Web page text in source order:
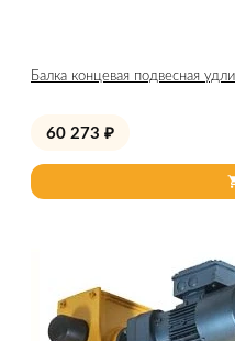
Балка концевая подвесная
60 273 ₽